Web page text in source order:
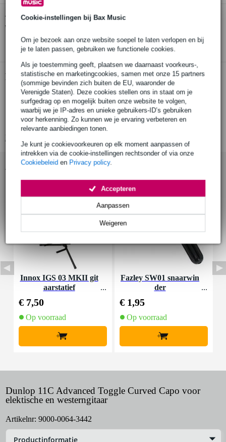
Cookie-instellingen bij Bax Music
Om je bezoek aan onze website soepel te laten verlopen en bij
je te laten passen, gebruiken we functionele cookies.
Als je toestemming geeft, plaatsen we daarnaast voorkeurs-,
statistische en marketingcookies, samen met onze 15 partners
(sommige bevinden zich buiten de EU, waaronder de
Verenigde Staten). Deze cookies stellen ons in staat om je
surfgedrag op en mogelijk buiten onze website te volgen,
waarbij we je IP-adres en unieke gebruikers-ID’s gebruiken
voor herkenning. Zo kunnen we je ervaring verbeteren en
relevante aanbiedingen tonen.
Je kunt je cookievoorkeuren op elk moment aanpassen of
intrekken via de cookie-instellingen rechtsonder of via onze
Cookiebeleid en Privacy policy.
Weigeren
Aanpassen
Accepteren
Twijfel je of deDunlop 11C Advanced Toggle Curved Capo
voor elektische en westerngitaar
Start de check
Productinformatie
Dunlop 11C
Advanced Toggle Curved Capo
type capo: gebogen
Accessoires (16)
Innox IGS 03 MKII git
aarstatief
€ 7,50
Op voorraad
+
Fazley SW01 snaarwin
der
€ 1,95
Op voorraad
+
Dunlop 11C Advanced Toggle Curved Capo voor
elektische en westerngitaar
Artikelnr: 9000-0064-3442
Productinformatie